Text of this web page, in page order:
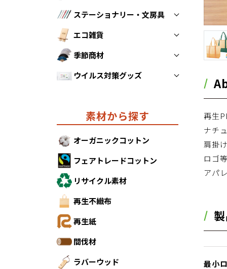
再生
ナチ
肩掛
ロゴ
アパ
最小
保冷・保温バッグ
ポーチ・巾着
マグカップ
タンブラー
スプーン・フォーク・お箸
ストロー
その他キッチン雑貨
ステーショナリー・文房具
ペン
ノート
クリアファイル
エコ雑貨
防災グッズ
モバイルグッズ
その他エコ雑貨
季節商材
あったかグッズ
ウイルス対策グッズ
素材から探す
オーガニックコットン
フェアトレードコットン
リサイクル素材
再生不織布
再生紙
間伐材
ラバーウッド